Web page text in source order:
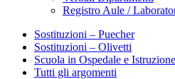
Registro Aule /
Sostituzioni – Puecher
Sostituzioni – Olivetti
Scuola in Ospedale e
Tutti gli argomenti